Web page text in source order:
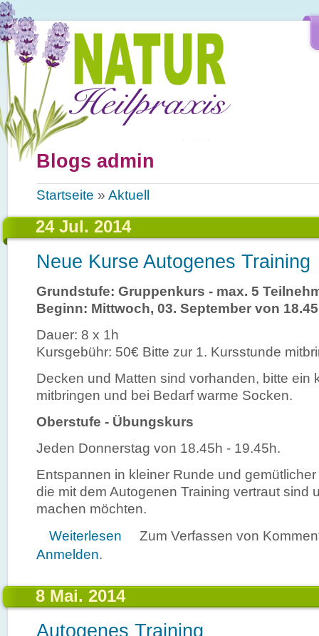
Direkt zum Inhalt
Blogs admin
Sie sind hier
Startseite » Aktuell
24 Jul. 2014
Neue Kurse Autogenes Training
Grundstufe: Gruppenkurs - max. 5
Beginn: Mittwoch, 03. September von
Dauer: 8 x 1h
Kursgebühr: 50€ Bitte zur 1. Kursstunde
Decken und Matten sind vorhanden, bitte ein
mitbringen und bei Bedarf warme Socken.
Oberstufe - Übungskurs
Jeden Donnerstag von 18.45h - 19.45h.
Entspannen in kleiner Runde und
die mit dem Autogenen Training vertraut sind
machen möchten.
Weiterlesen über Neue Kurse Autogenes Training
Zum Verfassen von
Anmelden.
8 Mai. 2014
Autogenes Training